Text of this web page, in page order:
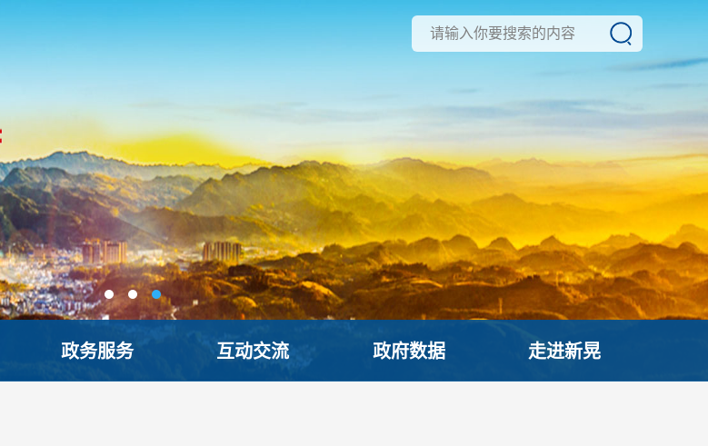
政务服务 互动交流 政府数据 走进新晃